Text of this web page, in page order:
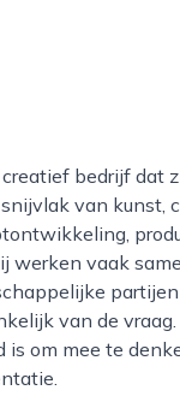
van kunst,
werken vaak
van de
om mee te